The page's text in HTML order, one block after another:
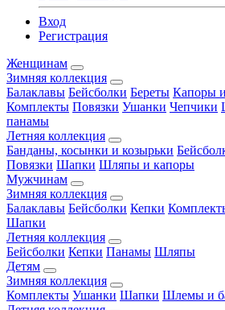
Вход
Регистрация
Женщинам
Зимняя коллекция
Балаклавы Бейсболки Береты Капоры
Комплекты Повязки Ушанки Чепчики
панамы
Летняя коллекция
Банданы, косынки и козырьки
Повязки Шапки Шляпы и капоры
Мужчинам
Зимняя коллекция
Балаклавы Бейсболки Кепки
Шапки
Летняя коллекция
Бейсболки Кепки Панамы Шляпы
Детям
Зимняя коллекция
Комплекты Ушанки Шапки Шлемы и